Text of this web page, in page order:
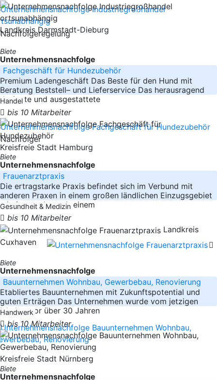
Landkreis Darmstadt-Dieburg
Biete
Unternehmensnachfolge
Fachgeschäft für Hundezubehör
Premium Ladengeschäft Das Beste für den Hund mit
Beratung Beststell– und Lieferservice Das herausragend
designte und ausgestattete
Handel
bis 10 Mitarbeiter
Kreisfreie Stadt Hamburg
Biete
Unternehmensnachfolge
Frauenarztpraxis
Die ertragstarke Praxis befindet sich im Verbund mit
anderen Praxen in einem großen ländlichen Einzugsgebiet
mit Gymnasium mit einem
Gesundheit & Medizin
bis 10 Mitarbeiter
Landkreis
Cuxhaven
Biete
Unternehmensnachfolge
Bauunternehmen Wohnbau, Gewerbebau, Renovierung
Etabliertes Bauunternehmen mit Zukunftspotential und
guten Erträgen Das Unternehmen wurde vom jetzigen
Inhaber vor über 30 Jahren
Handwerk
bis 10 Mitarbeiter
Kreisfreie Stadt Nürnberg
Biete
Unternehmensnachfolge